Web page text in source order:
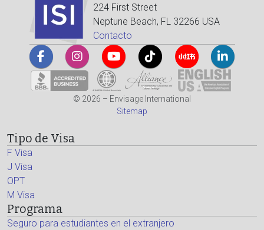
224 First Street
Neptune Beach, FL 32266 USA
Contacto
© 2026 – Envisage International
Sitemap
Tipo de Visa
F Visa
J Visa
OPT
M Visa
Programa
Seguro para estudiantes en el extranjero